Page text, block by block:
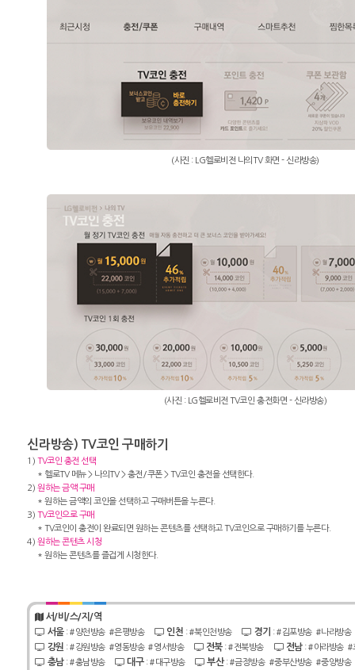
(사진 : LG헬로비전 나의TV 화면 - 신라방송)
(사진 : LG헬로비전 TV코인 충전화면 - 신라방송)
신라방송) TV코인 구매하기
1)TV코인 충전 선택
* 헬로TV 메뉴 > 나의TV > 충전/쿠폰 > TV코인 충전을 선택한다.
2)원하는 금액 구매
* 원하는 금액의 코인을 선택하고 구매버튼을 누른다.
3)TV코인으로 구매
* TV코인이 충전이 완료되면 원하는 콘텐츠를 선택하고 TV코인으로 구매하기를 누른다.
4)원하는 콘텐츠 시청
* 원하는 콘텐츠를 즐겁게 시청한다.
서/비/스/지/역
서울:#양천방송 #은평방송 인천 :#북인천방송 경기 :#김포방송 #나라방송
강원 :#강원방송 #영동방송 #영서방송 전북:#전북방송 전남:#아라방송 #
충남:#충남방송 대구:#대구방송 부산:#금정방송 #중부산방송 #중앙방송